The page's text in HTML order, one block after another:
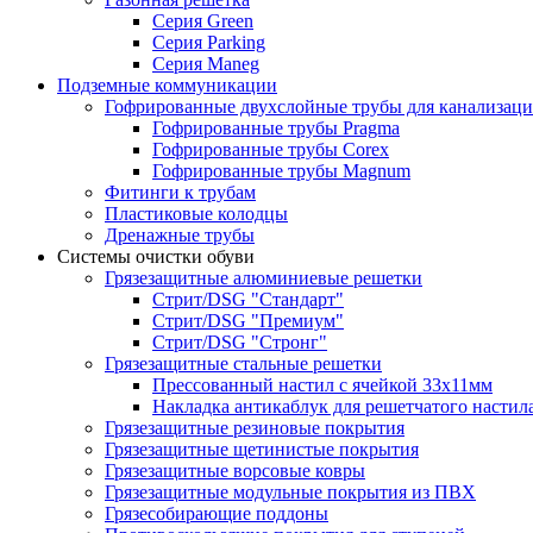
Серия Green
Серия Parking
Серия Maneg
Подземные коммуникации
Гофрированные двухслойные трубы для
Гофрированные трубы Pragma
Гофрированные трубы Corex
Гофрированные трубы Magnum
Фитинги к трубам
Пластиковые колодцы
Дренажные трубы
Системы очистки обуви
Грязезащитные алюминиевые решетки
Стрит/DSG "Стандарт"
Стрит/DSG "Премиум"
Стрит/DSG "Стронг"
Грязезащитные стальные решетки
Прессованный настил с ячейкой 33х11мм
Накладка антикаблук для решетчатого
Грязезащитные резиновые покрытия
Грязезащитные щетинистые покрытия
Грязезащитные ворсовые ковры
Грязезащитные модульные покрытия из ПВХ
Грязесобирающие поддоны